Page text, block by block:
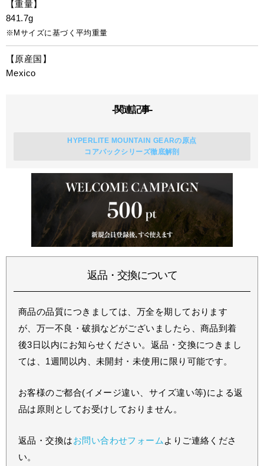
【重量】
841.7g
※Mサイズに基づく平均重量
【原産国】
Mexico
-関連記事-
HYPERLITE MOUNTAIN GEARの原点
コアパックシリーズ徹底解剖
返品・交換について
商品の品質につきましては、万全を期しております
が、万一不良・破損などがございましたら、商品到着
後3日以内にお知らせください。返品・交換につきまし
ては、1週間以内、未開封・未使用に限り可能です。
お客様のご都合(イメージ違い、サイズ違い等)による返
品は原則としてお受けしておりません。
返品・交換はお問い合わせフォーム よりご連絡くださ
い。